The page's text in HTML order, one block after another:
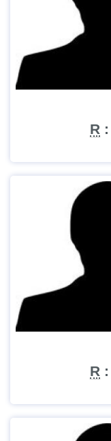
R :
R :